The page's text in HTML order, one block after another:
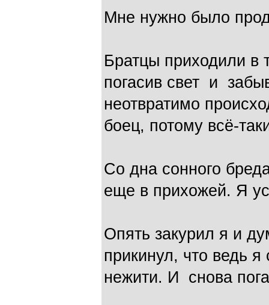
Мне нужно было
Братцы приходили
погасив свет и
неотвратимо
боец, потому всё-
Со дна сонного
еще в прихожей. Я
Опять закурил я и
прикинул, что ведь
нежити. И снова